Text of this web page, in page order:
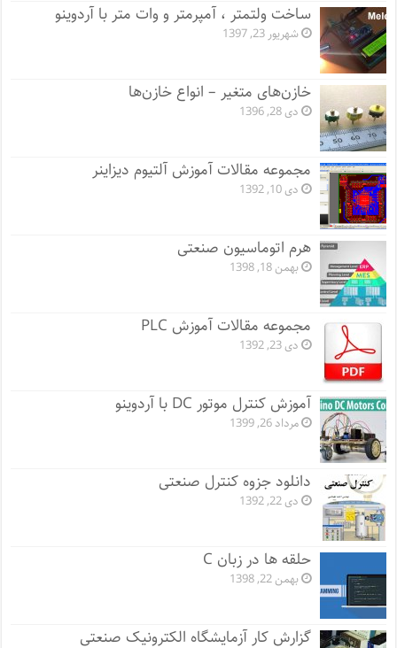
ساخت ولتمتر ، آمپرمتر و وات متر با آردوینو
شهریور 23, 1397
خازن‌های متغیر – انواع خازن‌ها
دی 28, 1396
مجموعه مقالات آموزش آلتیوم دیزاینر
دی 10, 1392
هرم اتوماسیون صنعتی
بهمن 18, 1398
مجموعه مقالات آموزش PLC
دی 23, 1392
آموزش کنترل موتور DC با آردوینو
مرداد 26, 1399
دانلود جزوه کنترل صنعتی
دی 22, 1392
حلقه ها در زبان C
بهمن 22, 1398
گزارش کار آزمایشگاه الکترونیک صنعتی